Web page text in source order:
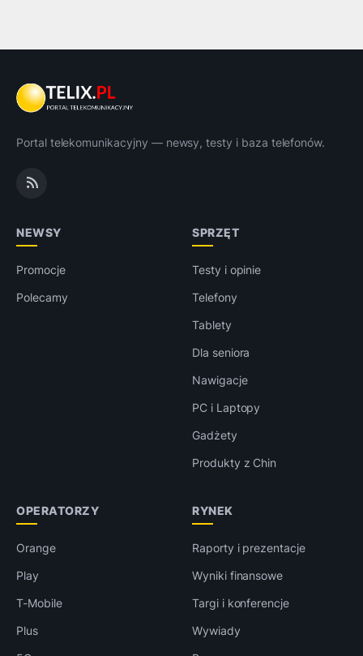
Portal telekomunikacyjny — newsy, testy i baza telefonów.
NEWSY
Promocje
Polecamy
SPRZĘT
Testy i opinie
Telefony
Tablety
Dla seniora
Nawigacje
PC i Laptopy
Gadżety
Produkty z Chin
OPERATORZY
Orange
Play
T-Mobile
Plus
RYNEK
Raporty i prezentacje
Wyniki finansowe
Targi i konferencje
Wywiady